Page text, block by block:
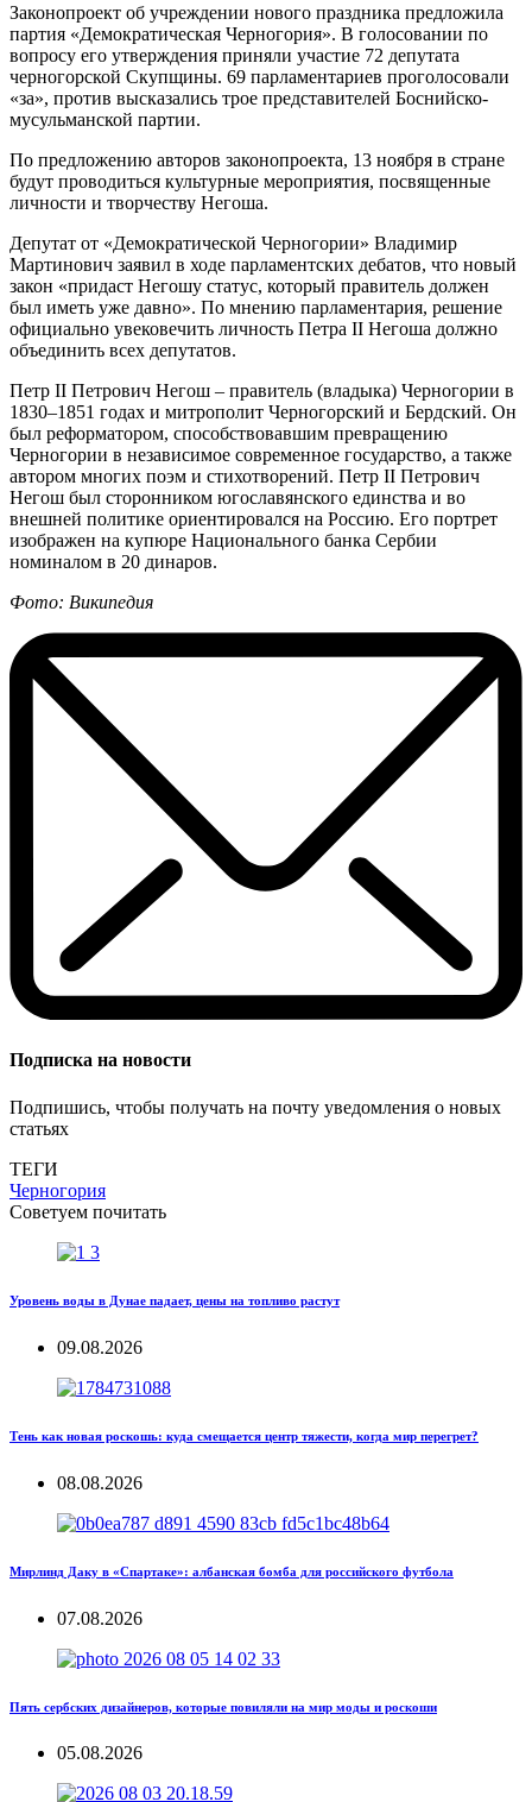
Законопроект об учреждении нового праздника предложила
партия «Демократическая Черногория». В голосовании по
вопросу его утверждения приняли участие 72 депутата
черногорской Скупщины. 69 парламентариев проголосовали
«за», против высказались трое представителей Боснийско-
мусульманской партии.
По предложению авторов законопроекта, 13 ноября в стране
будут проводиться культурные мероприятия, посвященные
личности и творчеству Негоша.
Депутат от «Демократической Черногории» Владимир
Мартинович заявил в ходе парламентских дебатов, что новый
закон «придаст Негошу статус, который правитель должен
был иметь уже давно». По мнению парламентария, решение
официально увековечить личность Петра II Негоша должно
объединить всех депутатов.
Петр II Петрович Негош – правитель (владыка) Черногории в
1830–1851 годах и митрополит Черногорский и Бердский. Он
был реформатором, способствовавшим превращению
Черногории в независимое современное государство, а также
автором многих поэм и стихотворений. Петр II Петрович
Негош был сторонником югославянского единства и во
внешней политике ориентировался на Россию. Его портрет
изображен на купюре Национального банка Сербии
номиналом в 20 динаров.
Фото: Википедия
Подписка на новости
Подпишись, чтобы получать на почту уведомления о новых
статьях
ТЕГИ
Черногория
Советуем почитать
Уровень воды в Дунае падает, цены на топливо растут
09.08.2026
Тень как новая роскошь: куда смещается центр тяжести, когда мир перегрет?
08.08.2026
Мирлинд Даку в «Спартаке»: албанская бомба для российского футбола
07.08.2026
Пять сербских дизайнеров, которые повиляли на мир моды и роскоши
05.08.2026